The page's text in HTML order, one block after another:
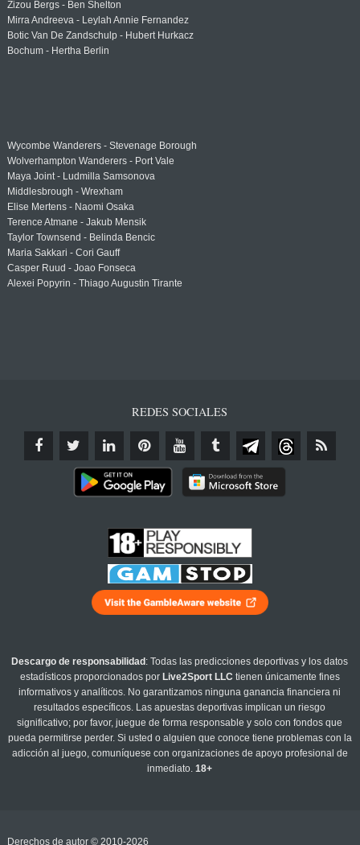
Zizou Bergs - Ben Shelton
Mirra Andreeva - Leylah Annie Fernandez
Botic Van De Zandschulp - Hubert Hurkacz
Bochum - Hertha Berlin
Wycombe Wanderers - Stevenage Borough
Wolverhampton Wanderers - Port Vale
Maya Joint - Ludmilla Samsonova
Middlesbrough - Wrexham
Elise Mertens - Naomi Osaka
Terence Atmane - Jakub Mensik
Taylor Townsend - Belinda Bencic
Maria Sakkari - Cori Gauff
Casper Ruud - Joao Fonseca
Alexei Popyrin - Thiago Augustin Tirante
REDES SOCIALES
Descargo de responsabilidad : Todas las predicciones deportivas y los datos
estadísticos proporcionados por Live2Sport LLC tienen únicamente fines
informativos y analíticos. No garantizamos ninguna ganancia financiera ni
resultados específicos. Las apuestas deportivas implican un riesgo
significativo; por favor, juegue de forma responsable y solo con fondos que
pueda permitirse perder. Si usted o alguien que conoce tiene problemas con la
adicción al juego, comuníquese con organizaciones de apoyo profesional de
inmediato.18+
Derechos de autor © 2010-2026